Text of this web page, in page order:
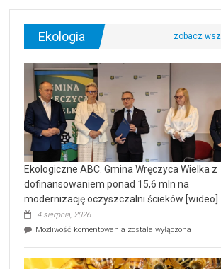
Ekologia
Ekologiczne ABC. Gmina Wręczyca Wielka z
dofinansowaniem ponad 15,6 mln na
modernizację oczyszczalni ścieków [wideo]
4 sierpnia, 2026
Możliwość komentowania Ekologiczne
Wręczyca
została wyłączona